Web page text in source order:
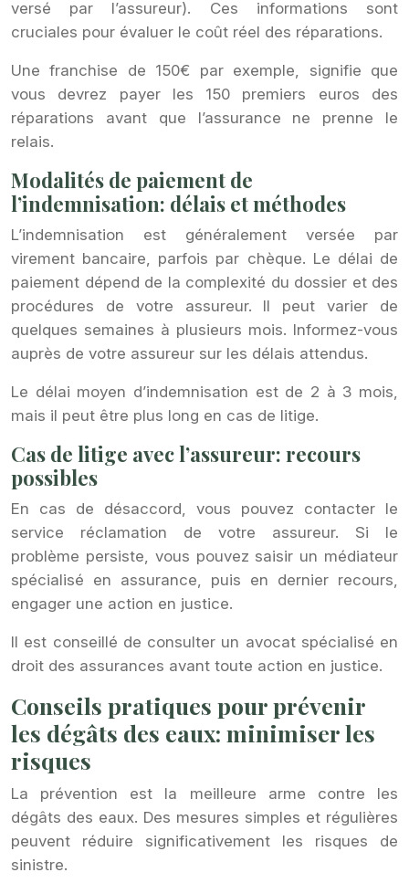
versé par l’assureur). Ces informations sont
cruciales pour évaluer le coût réel des réparations.
Une franchise de 150€ par exemple, signifie que
vous devrez payer les 150 premiers euros des
réparations avant que l’assurance ne prenne le
relais.
Modalités de paiement de
l’indemnisation: délais et méthodes
L’indemnisation est généralement versée par
virement bancaire, parfois par chèque. Le délai de
paiement dépend de la complexité du dossier et des
procédures de votre assureur. Il peut varier de
quelques semaines à plusieurs mois. Informez-vous
auprès de votre assureur sur les délais attendus.
Le délai moyen d’indemnisation est de 2 à 3 mois,
mais il peut être plus long en cas de litige.
Cas de litige avec l’assureur: recours
possibles
En cas de désaccord, vous pouvez contacter le
service réclamation de votre assureur. Si le
problème persiste, vous pouvez saisir un médiateur
spécialisé en assurance, puis en dernier recours,
engager une action en justice.
Il est conseillé de consulter un avocat spécialisé en
droit des assurances avant toute action en justice.
Conseils pratiques pour prévenir
les dégâts des eaux: minimiser les
risques
La prévention est la meilleure arme contre les
dégâts des eaux. Des mesures simples et régulières
peuvent réduire significativement les risques de
sinistre.